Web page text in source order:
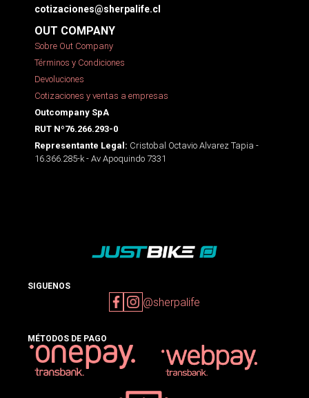
cotizaciones@sherpalife.cl
OUT COMPANY
Sobre Out Company
Términos y Condiciones
Devoluciones
Cotizaciones y ventas a empresas
Outcompany SpA
RUT Nº76.266.293-0
Representante Legal: Cristobal Octavio Alvarez Tapia -
16.366.285-k - Av Apoquindo 7331
SIGUENOS
@sherpalife
MÉTODOS DE PAGO